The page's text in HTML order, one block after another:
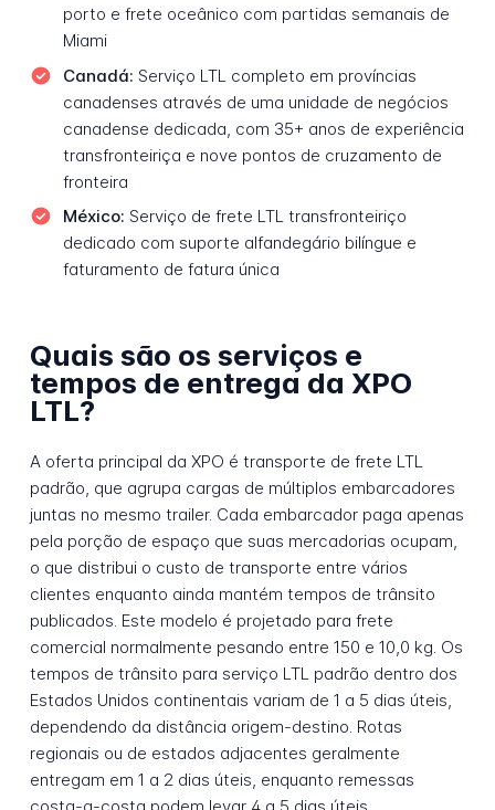
porto e frete oceânico com partidas semanais de
Miami
Canadá: Serviço LTL completo em províncias
canadenses através de uma unidade de negócios
canadense dedicada, com 35+ anos de experiência
transfronteiriça e nove pontos de cruzamento de
fronteira
México: Serviço de frete LTL transfronteiriço
dedicado com suporte alfandegário bilíngue e
faturamento de fatura única
Quais são os serviços e
tempos de entrega da XPO
LTL?
A oferta principal da XPO é transporte de frete LTL
padrão, que agrupa cargas de múltiplos embarcadores
juntas no mesmo trailer. Cada embarcador paga apenas
pela porção de espaço que suas mercadorias ocupam,
o que distribui o custo de transporte entre vários
clientes enquanto ainda mantém tempos de trânsito
publicados. Este modelo é projetado para frete
comercial normalmente pesando entre 150 e 10,0 kg. Os
tempos de trânsito para serviço LTL padrão dentro dos
Estados Unidos continentais variam de 1 a 5 dias úteis,
dependendo da distância origem-destino. Rotas
regionais ou de estados adjacentes geralmente
entregam em 1 a 2 dias úteis, enquanto remessas